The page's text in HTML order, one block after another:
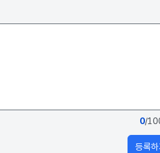
0/
등록하